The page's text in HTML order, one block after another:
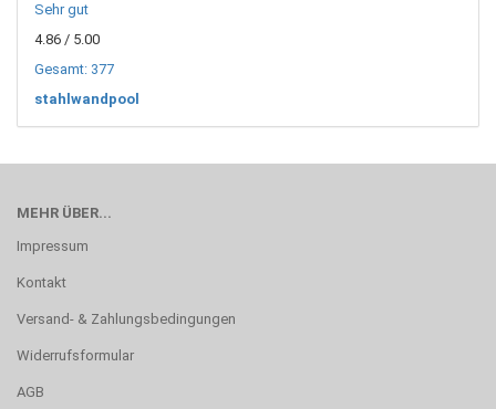
Sehr gut
4.86 / 5.00
Gesamt: 377
stahlwandpool
MEHR ÜBER...
Impressum
Kontakt
Versand- & Zahlungsbedingungen
Widerrufsformular
AGB